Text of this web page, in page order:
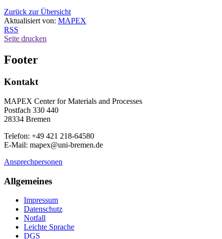
Zurück zur Übersicht
Aktualisiert von: MAPEX
RSS
Seite drucken
Footer
Kontakt
MAPEX Center for Materials and Processes
Postfach 330 440
28334 Bremen
Telefon: +49 421 218-64580
E-Mail: mapex@uni-bremen.de
Ansprechpersonen
Allgemeines
Impressum
Datenschutz
Notfall
Leichte Sprache
DGS